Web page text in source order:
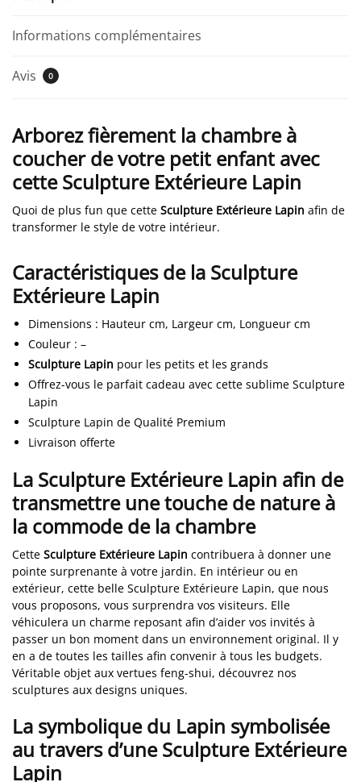
Informations complémentaires
Avis 0
Arborez fièrement la chambre à
coucher de votre petit enfant avec
cette Sculpture Extérieure Lapin
Quoi de plus fun que cette Sculpture Extérieure Lapin afin de
transformer le style de votre intérieur.
Caractéristiques de la Sculpture
Extérieure Lapin
Dimensions : Hauteur cm, Largeur cm, Longueur cm
Couleur : –
Sculpture Lapin pour les petits et les grands
Offrez-vous le parfait cadeau avec cette sublime Sculpture
Lapin
Sculpture Lapin de Qualité Premium
Livraison offerte
La Sculpture Extérieure Lapin afin de
transmettre une touche de nature à
la commode de la chambre
Cette Sculpture Extérieure Lapin contribuera à donner une
pointe surprenante à votre jardin. En intérieur ou en
extérieur, cette belle Sculpture Extérieure Lapin, que nous
vous proposons, vous surprendra vos visiteurs. Elle
véhiculera un charme reposant afin d’aider vos invités à
passer un bon moment dans un environnement original. Il y
en a de toutes les tailles afin convenir à tous les budgets.
Véritable objet aux vertues feng-shui, découvrez nos
sculptures aux designs uniques.
La symbolique du Lapin symbolisée
au travers d’une Sculpture Extérieure
Lapin